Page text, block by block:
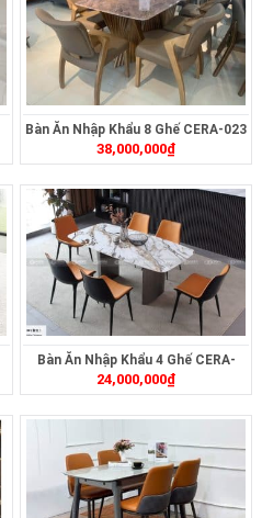
Bàn Ăn Nhập Khẩu 8 Ghế CERA-023
38,000,000₫
Bàn Ăn Nhập Khẩu 4 Ghế CERA-
T183
24,000,000₫